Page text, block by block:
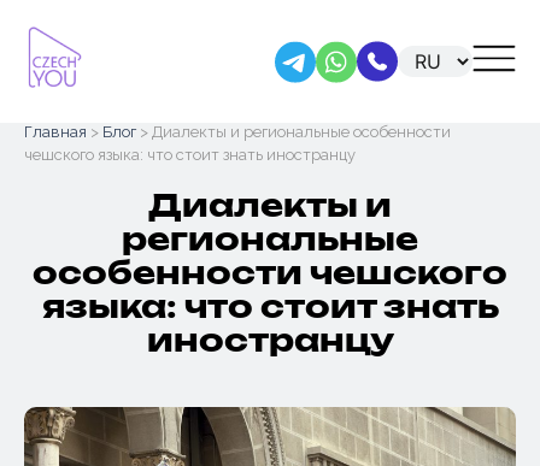
content
Главная > Блог > Диалекты и региональные особенности
чешского языка: что стоит знать иностранцу
Диалекты и
региональные
особенности чешского
языка: что стоит знать
иностранцу